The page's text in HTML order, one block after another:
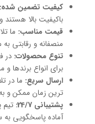
کیفیت تضمین شده:
باکیفیت بالا
قیمت مناسب: ما
منصفانه و رقابتی
تنوع محصولات: در
برای انواع برندها
ارسال سریع: ما در
ترین زمان ممکن و
پشتیبانی 24/7:
تیم
آماده پاسخگویی به